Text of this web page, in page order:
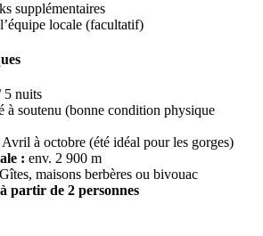
supplémentaires
locale (facultatif)
5 nuits
à soutenu (bonne condition physique
Avril à octobre (été idéal pour les gorges)
: env. 2 900 m
Gîtes, maisons berbères ou bivouac
partir de 2 personnes